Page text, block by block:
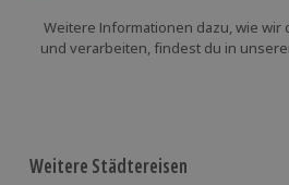
Weitere Informationen dazu, wie wir
und verarbeiten, findest du in
Weitere Städtereisen